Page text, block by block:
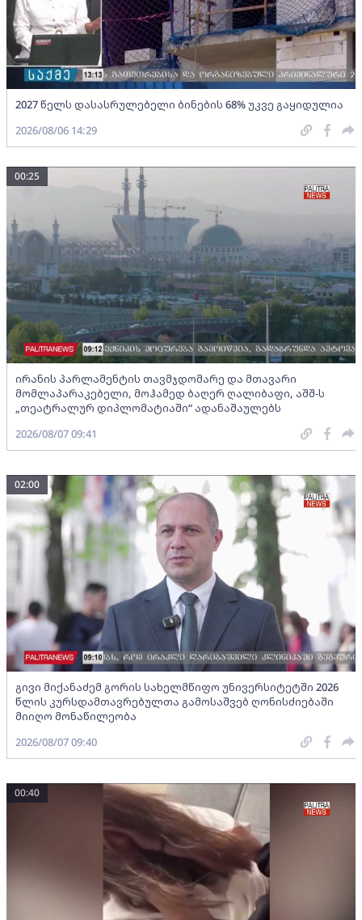
2027 წელს დასასრულებელი ბინების 68% უკვე გაყიდულია
2026/08/06 14:29
ირანის პარლამენტის თავმჯდომარე და მთავარი
მომლაპარაკებელი, მოჰამედ ბაღერ ღალიბაფი, აშშ-ს
„თეატრალურ დიპლომატიაში“ ადანაშაულებს
00:25
2026/08/07 09:41
გივი მიქანაძემ გორის სახელმწიფო უნივერსიტეტში 2026
წლის კურსდამთავრებულთა გამოსაშვებ ღონისძიებაში
მიიღო მონაწილეობა
02:00
2026/08/07 09:40
00:40